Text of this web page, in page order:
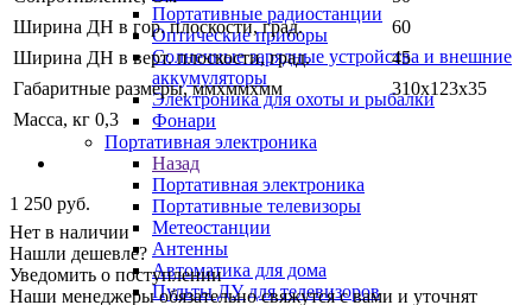
Портативные радиостанции
Оптические приборы
Солнечные зарядные устройства и внешние
аккумуляторы
Электроника для охоты и рыбалки
Фонари
Портативная электроника
Назад
Портативная электроника
Портативные телевизоры
Метеостанции
Антенны
Автоматика для дома
Пульты ДУ для телевизоров
Ширина ДН в гор. плоскости, град.
60
Ширина ДН в верт. плоскости, град.
45
Габаритные размеры, ммхммхмм
310х123х35
Масса, кг 0,3
1 250 руб.
Нет в наличии
Нашли дешевле?
Уведомить о поступлении
Наши менеджеры обязательно свяжутся с вами и уточнят